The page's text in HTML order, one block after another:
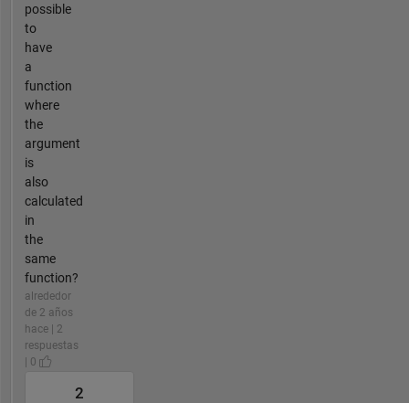
possible
to
have
a
function
where
the
argument
is
also
calculated
in
the
same
function?
alrededor
de 2 años
hace | 2
respuestas
| 0
2